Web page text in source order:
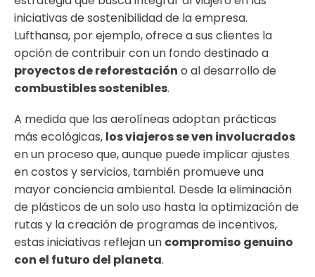
iniciativas de sostenibilidad de la empresa.
Lufthansa, por ejemplo, ofrece a sus clientes la
opción de contribuir con un fondo destinado a
proyectos de reforestación o al desarrollo de
combustibles sostenibles.
A medida que las aerolíneas adoptan prácticas
más ecológicas, los viajeros se ven involucrados
en un proceso que, aunque puede implicar ajustes
en costos y servicios, también promueve una
mayor conciencia ambiental. Desde la eliminación
de plásticos de un solo uso hasta la optimización de
rutas y la creación de programas de incentivos,
estas iniciativas reflejan un compromiso genuino
con el futuro del planeta.